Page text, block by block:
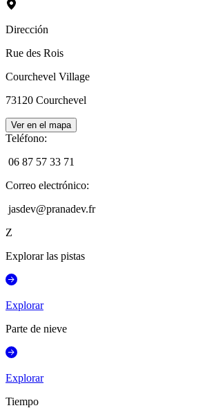
Dirección
Rue des Rois
Courchevel Village
73120 Courchevel
Ver en el mapa
Teléfono:
06 87 57 33 71
Correo electrónico:
jasdev@pranadev.fr
Z
Explorar las pistas
Explorar
Parte de nieve
Explorar
Tiempo